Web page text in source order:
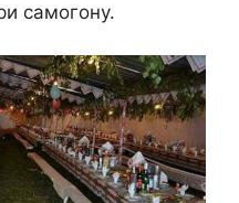
самогону.